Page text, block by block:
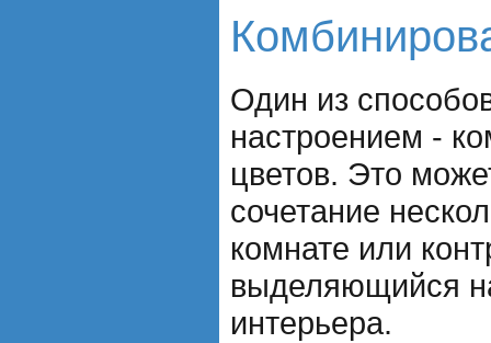
Один из
настроением -
цветов. Это
сочетание
комнате или
выделяющийся
интерьера.